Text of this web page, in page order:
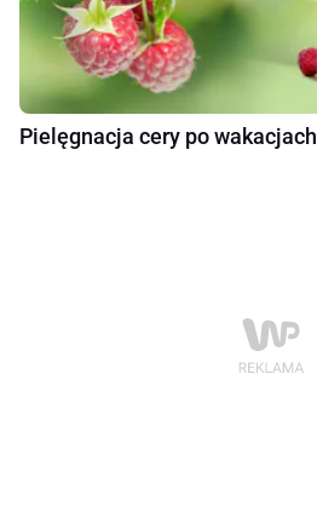
Pielęgnacja cery po wakacjach